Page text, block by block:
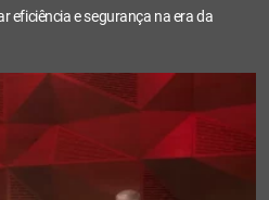
eficiência e segurança na era da